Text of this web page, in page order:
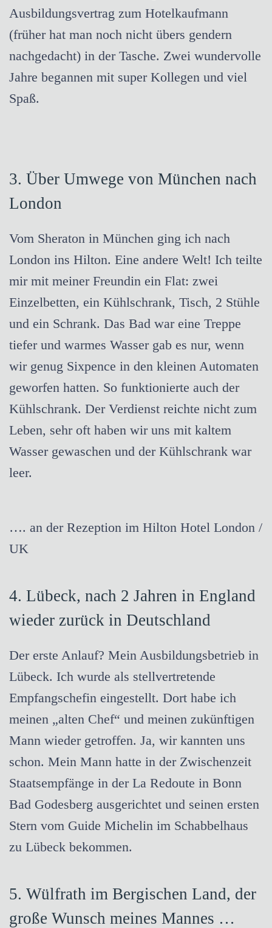
Ausbildungsvertrag zum Hotelkaufmann
(früher hat man noch nicht übers gendern
nachgedacht) in der Tasche. Zwei wundervolle
Jahre begannen mit super Kollegen und viel
Spaß.
3. Über Umwege von München nach
London
Vom Sheraton in München ging ich nach
London ins Hilton. Eine andere Welt! Ich teilte
mir mit meiner Freundin ein Flat: zwei
Einzelbetten, ein Kühlschrank, Tisch, 2 Stühle
und ein Schrank. Das Bad war eine Treppe
tiefer und warmes Wasser gab es nur, wenn
wir genug Sixpence in den kleinen Automaten
geworfen hatten. So funktionierte auch der
Kühlschrank. Der Verdienst reichte nicht zum
Leben, sehr oft haben wir uns mit kaltem
Wasser gewaschen und der Kühlschrank war
leer.
…. an der Rezeption im Hilton Hotel London /
UK
4. Lübeck, nach 2 Jahren in England
wieder zurück in Deutschland
Der erste Anlauf? Mein Ausbildungsbetrieb in
Lübeck. Ich wurde als stellvertretende
Empfangschefin eingestellt. Dort habe ich
meinen „alten Chef“ und meinen zukünftigen
Mann wieder getroffen. Ja, wir kannten uns
schon. Mein Mann hatte in der Zwischenzeit
Staatsempfänge in der La Redoute in Bonn
Bad Godesberg ausgerichtet und seinen ersten
Stern vom Guide Michelin im Schabbelhaus
zu Lübeck bekommen.
5. Wülfrath im Bergischen Land, der
große Wunsch meines Mannes …